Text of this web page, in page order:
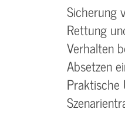
Sicherung
Rettung
Verhalten
Absetzen
Praktische